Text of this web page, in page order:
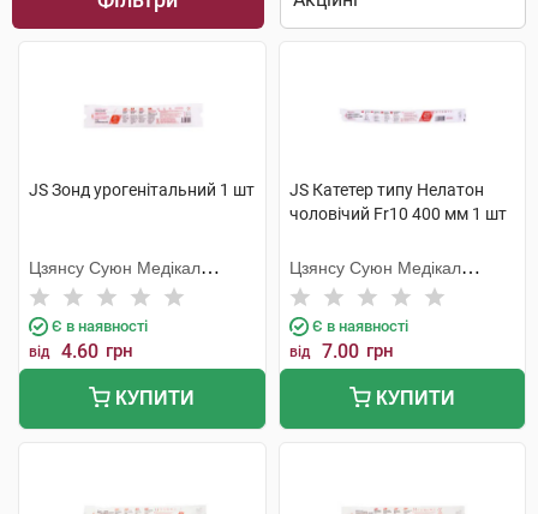
JS Зонд урогенітальний 1 шт
Цзянсу Суюн Медікал
Метіріалс
Є в наявності
від 4.60 грн
КУПИТИ
JS Катетер типу Нелатон
чоловічий Fr10 400 мм 1 шт
Цзянсу Суюн Медікал
Метіріалс
Є в наявності
від 7.00 грн
КУПИТИ